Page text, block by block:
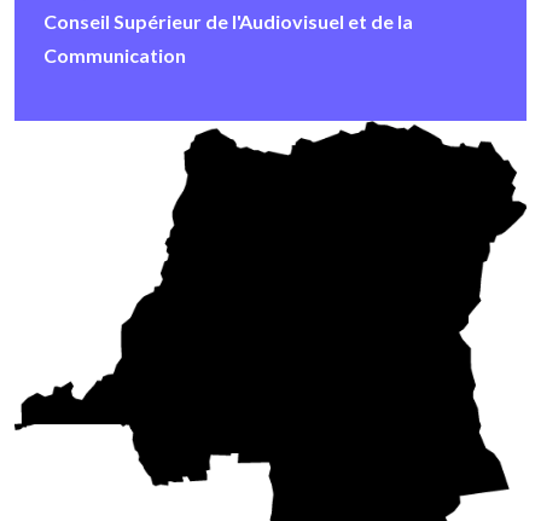
Conseil Supérieur de l'Audiovisuel et de la
Communication